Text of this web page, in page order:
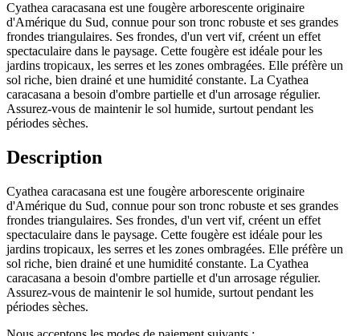
Cyathea caracasana est une fougère arborescente originaire
d'Amérique du Sud, connue pour son tronc robuste et ses grandes
frondes triangulaires. Ses frondes, d'un vert vif, créent un effet
spectaculaire dans le paysage. Cette fougère est idéale pour les
jardins tropicaux, les serres et les zones ombragées. Elle préfère un
sol riche, bien drainé et une humidité constante. La Cyathea
caracasana a besoin d'ombre partielle et d'un arrosage régulier.
Assurez-vous de maintenir le sol humide, surtout pendant les
périodes sèches.
Description
Cyathea caracasana est une fougère arborescente originaire
d'Amérique du Sud, connue pour son tronc robuste et ses grandes
frondes triangulaires. Ses frondes, d'un vert vif, créent un effet
spectaculaire dans le paysage. Cette fougère est idéale pour les
jardins tropicaux, les serres et les zones ombragées. Elle préfère un
sol riche, bien drainé et une humidité constante. La Cyathea
caracasana a besoin d'ombre partielle et d'un arrosage régulier.
Assurez-vous de maintenir le sol humide, surtout pendant les
périodes sèches.